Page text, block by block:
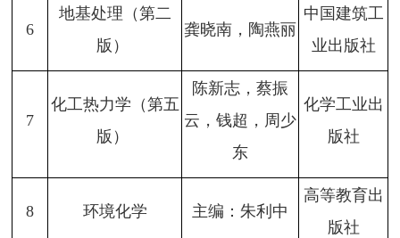
6
地基处理（第二
版）
龚晓南，陶燕丽
中国建筑工
业出版社
7
化工热力学（第五
版）
陈新志，蔡振
云，钱超，周少
东
化学工业出
版社
8 环境化学 主编：朱利中
高等教育出
版社